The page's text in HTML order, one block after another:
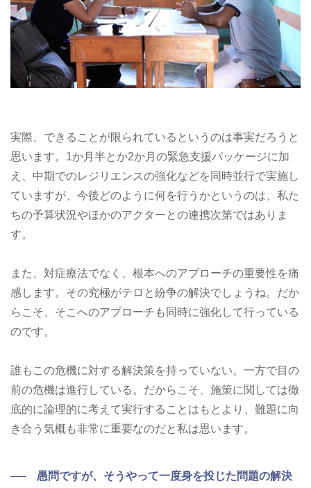
実際、できることが限られているというのは事実だろうと
思います。1か月半とか2か月の緊急支援パッケージに加
え、中期でのレジリエンスの強化などを同時並行で実施し
ていますが、今後どのように何を行うかというのは、私た
ちの予算状況やほかのアクターとの連携次第ではありま
す。
また、対症療法でなく、根本へのアプローチの重要性を痛
感します。その究極がテロと紛争の解決でしょうね。だか
らこそ、そこへのアプローチも同時に強化して行っている
のです。
誰もこの危機に対する解決策を持っていない。一方で目の
前の危機は進行している。だからこそ、施策に関しては徹
底的に論理的に考えて実行することはもとより、難題に向
き合う気概も非常に重要なのだと私は思います。
── 愚問ですが、そうやって一度身を投じた問題の解決